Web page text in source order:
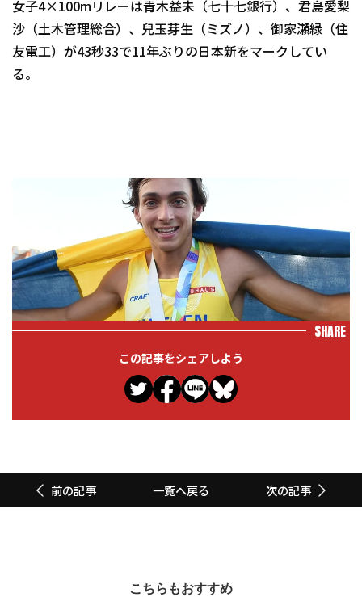
女子4×100mリレーは青木益未（七十七銀行）、君島愛梨
沙（土木管理総合）、兒玉芽生（ミズノ）、御家瀬緑（住
友電工）が43秒33で11年ぶりの日本新をマークしてい
る。
SHARE
この記事をシェアしよう
前の記事 一覧へ戻る 次の記事
こちらもおすすめ